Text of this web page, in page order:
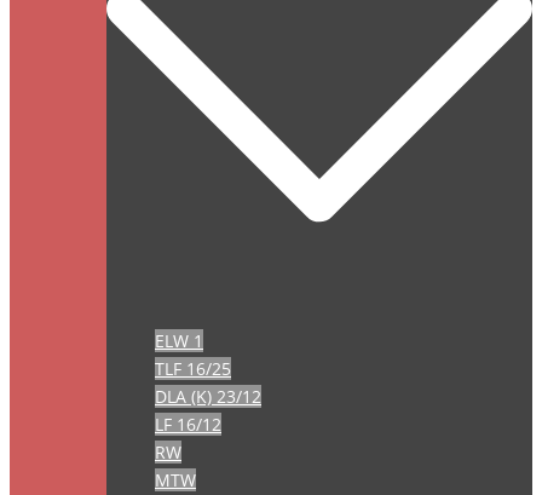
ELW 1
TLF 16/25
DLA (K) 23/12
LF 16/12
RW
MTW